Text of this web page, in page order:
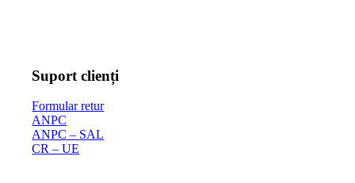
Suport clienți
Formular retur
ANPC
ANPC – SAL
CR – UE